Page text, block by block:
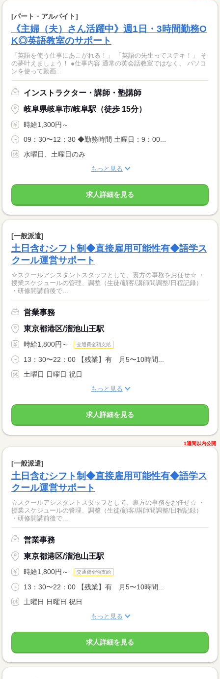
[パート・アルバイト]
《主婦（夫）さん活躍中》週1日・3時間勤務O
K◎英語教室のサポート
「英語を使う仕事にあこがれる！」 「英語の先生ってステキ！」 そ
の夢叶えましょう！ ●仕事内容 通常の英会話教室ではなく、 パソコ
ンを使って動画...
インストラクター・講師・塾講師
岐阜県岐阜市/岐阜駅（徒歩 15分）
時給1,300円～
09：30〜12：30 ◆勤務時間 土曜日：9：00...
水曜日、土曜日のみ
もっと見る
求人詳細を見る
[一般派遣]
土日含むシフト制◆直接雇用可能性有◆語学ス
クール運営サポート
☆スクールアシスタントスタッフとして、裏方の事務をお任せ☆ ・
授業スケジュールの管理、調整（生徒/顧客/講師間調整/日程記録）
・研修開講前後で...
営業事務
東京都港区/溜池山王駅
時給1,800円～ 交通費全額支給
13：30〜22：00 【残業】有 月5〜10時間...
土曜日 日曜日 祝日
もっと見る
求人詳細を見る
1週間以内公開
[一般派遣]
土日含むシフト制◆直接雇用可能性有◆語学ス
クール運営サポート
☆スクールアシスタントスタッフとして、裏方の事務をお任せ☆ ・
授業スケジュールの管理、調整（生徒/顧客/講師間調整/日程記録）
・研修開講前後で...
営業事務
東京都港区/溜池山王駅
時給1,800円～ 交通費全額支給
13：30〜22：00 【残業】有 月5〜10時間...
土曜日 日曜日 祝日
もっと見る
求人詳細を見る